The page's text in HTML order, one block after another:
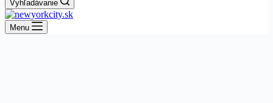
Vyhľadávanie
Menu